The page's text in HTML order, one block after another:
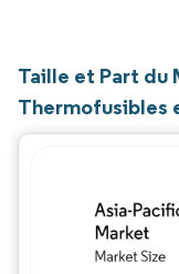
Taille et Part du
Thermofusibles